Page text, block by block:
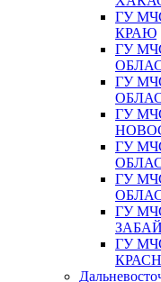
ГУ
КРАЮ
ГУ
ГУ
ГУ
ГУ
ГУ
ГУ
ГУ